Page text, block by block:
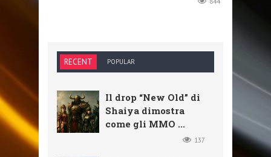
RECENT POPULAR
Il drop “New Old” di
Shaiya dimostra
come gli MMO ...
137